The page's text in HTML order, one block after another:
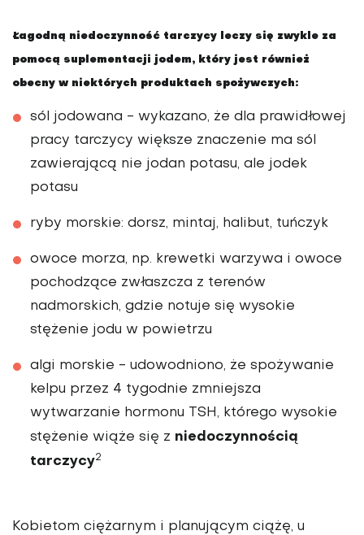
Łagodną niedoczynność tarczycy leczy się zwykle za
pomocą suplementacji jodem, który jest również
obecny w niektórych produktach spożywczych:
sól jodowana - wykazano, że dla prawidłowej
pracy tarczycy większe znaczenie ma sól
zawierającą nie jodan potasu, ale jodek
potasu
ryby morskie: dorsz, mintaj, halibut, tuńczyk
owoce morza, np. krewetki warzywa i owoce
pochodzące zwłaszcza z terenów
nadmorskich, gdzie notuje się wysokie
stężenie jodu w powietrzu
algi morskie - udowodniono, że spożywanie
kelpu przez 4 tygodnie zmniejsza
wytwarzanie hormonu TSH, którego wysokie
stężenie wiąże się z niedoczynnością
tarczycy2
Kobietom ciężarnym i planującym ciążę, u